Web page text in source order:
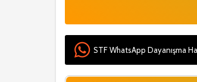
STF WhatsApp Dayanışma